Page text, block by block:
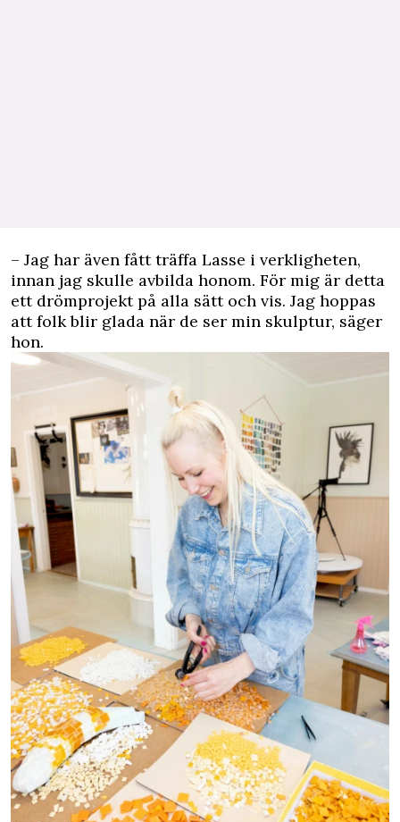
– Jag har även fått träffa Lasse i verkligheten,
innan jag skulle avbilda honom. För mig är detta
ett drömprojekt på alla sätt och vis. Jag hoppas
att folk blir glada när de ser min skulptur, säger
hon.